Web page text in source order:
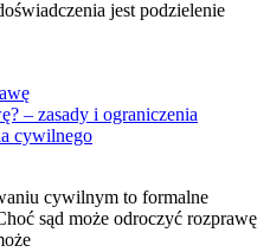
jest podzielenie
– zasady i ograniczenia
cywilnego
cywilnym to formalne
sąd może odroczyć rozprawę